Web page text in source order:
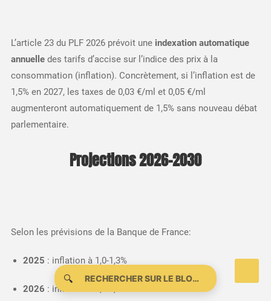
L’article 23 du PLF 2026 prévoit une indexation automatique
annuelledes tarifs d’accise sur l’indice des prix à la
consommation (inflation). Concrètement, si l’inflation est de
1,5% en 2027, les taxes de 0,03 €/ml et 0,05 €/ml
augmenteront automatiquement de 1,5% sans nouveau débat
parlementaire.​
Projections 2026-2030
Selon les prévisions de la Banque de France:​
2025 : inflation à 1,0-1,3%
2026 : inflation à 1,3-1,6%
🔍